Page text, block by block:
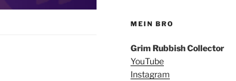
MEIN BRO
Grim Rubbish Collector
YouTube
Instagram